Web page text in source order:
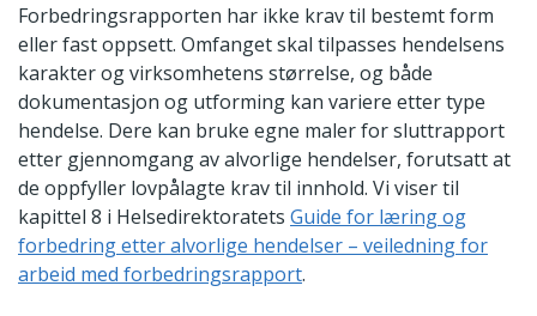
Forbedringsrapporten har ikke krav til bestemt form
eller fast oppsett. Omfanget skal tilpasses hendelsens
karakter og virksomhetens størrelse, og både
dokumentasjon og utforming kan variere etter type
hendelse. Dere kan bruke egne maler for sluttrapport
etter gjennomgang av alvorlige hendelser, forutsatt at
de oppfyller lovpålagte krav til innhold. Vi viser til
kapittel 8 i Helsedirektoratets Guide for læring og
forbedring etter alvorlige hendelser – veiledning for
arbeid med forbedringsrapport.